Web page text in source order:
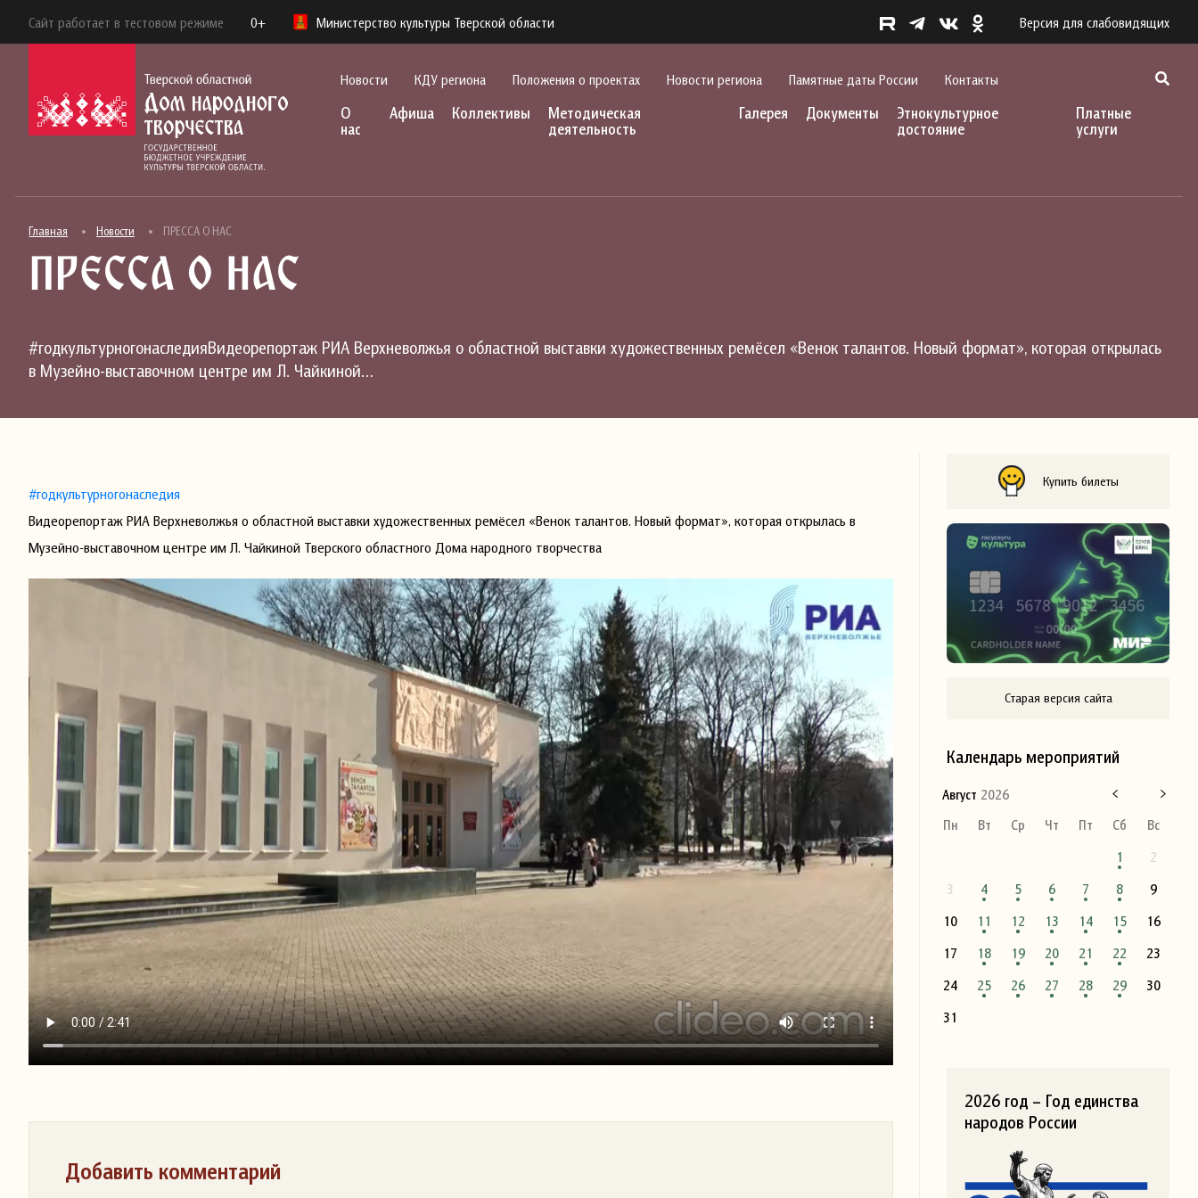
Сайт работает в тестовом режиме 0+ Министерство культуры Тверской области Версия для слабовидящих
Новости КДУ региона Положения о проектах Новости региона Памятные даты России Контакты
О
нас
Афиша Коллективы
Методическая
деятельность
Галерея Документы
Этнокультурное
достояние
Платные
услуги
Главная Новости ПРЕССА О НАС
ПРЕССА О НАС
#годкультурногонаследияВидеорепортаж РИА Верхневолжья о областной выставки художественных ремёсел «Венок талантов. Новый формат», которая открылась
в Музейно-выставочном центре им Л. Чайкиной…
#годкультурногонаследия
Видеорепортаж РИА Верхневолжья о областной выставки художественных ремёсел «Венок талантов. Новый формат», которая открылась в
Музейно-выставочном центре им Л. Чайкиной Тверского областного Дома народного творчества
Добавить комментарий
Купить билеты
Старая версия сайта
Календарь мероприятий
Август 2026
Пн
Вт Ср Чт Пт Сб
Вс
1
2
3
4 5 6 7 8
9
10
11 12 13 14 15
16
17
18 19 20 21 22
23
24
25 26 27 28 29
30
31
2026 год – Год единства
народов России